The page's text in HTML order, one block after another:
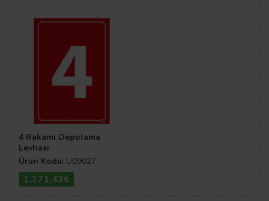
4 Rakamı Depolama
Levhası
Ürün Kodu: U09027
1.371,43₺